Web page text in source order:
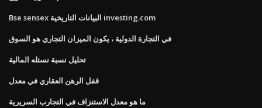
Bse sensex البيانات التاريخية investing.com
في التجارة الدولية ، يكون الميزان التجاري هو السوق
تحليل نسبة نستله المالية
قفل الرهن العقاري في معدل
ما هو معدل الاستنزاف في التجارب السريرية